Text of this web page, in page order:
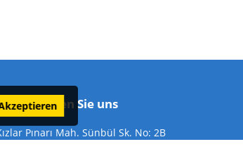
Sie uns
Pınarı Mah. Sünbül Sk. No: 2B